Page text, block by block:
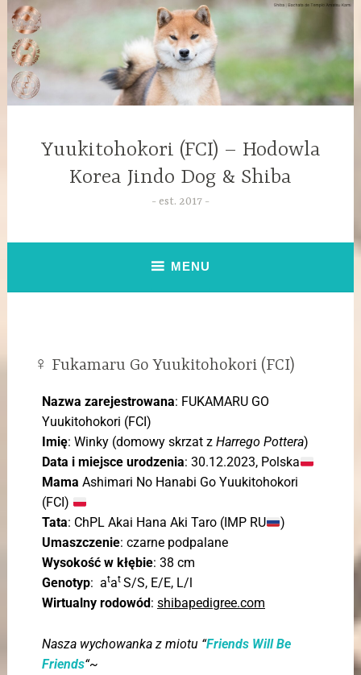
Yuukitohokori (FCI) – Hodowla
Korea Jindo Dog & Shiba
est. 2017
MENU
♀ Fukamaru Go Yuukitohokori (FCI)
Nazwa zarejestrowana: FUKAMARU GO
Yuukitohokori (FCI)
Imię: Winky (domowy skrzat z Harrego Pottera)
Data i miejsce urodzenia: 30.12.2023, Polska
Mama Ashimari No Hanabi Go Yuukitohokori
(FCI)
Tata: ChPL Akai Hana Aki Taro (IMP RU
)
Umaszczenie: czarne podpalane
Wysokość w kłębie: 38 cm
Genotyp: atat S/S, E/E, L/l
Wirtualny rodowód: shibapedigree.com
Nasza wychowanka z miotu “Friends Will Be
Friends“~